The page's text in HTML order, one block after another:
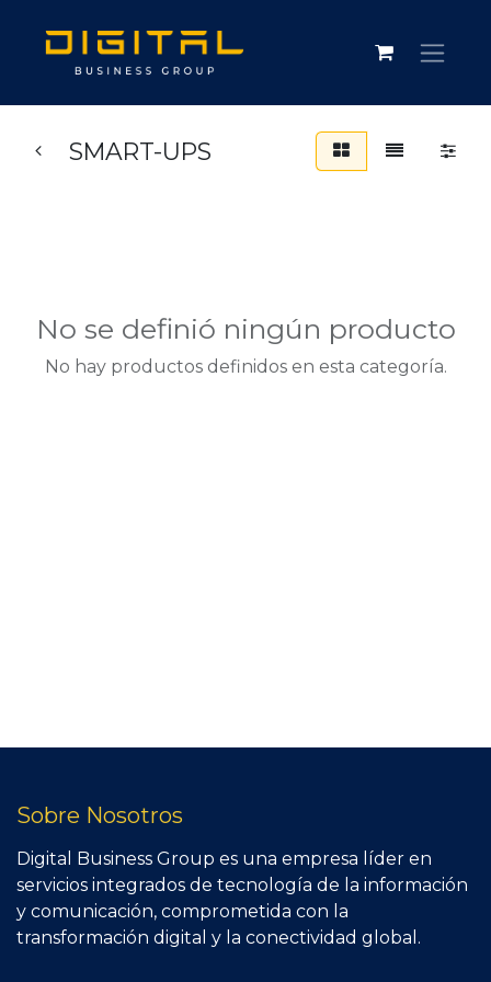
SMART-UPS
No se definió ningún producto
No hay productos definidos en esta categoría.
Sobre Nosotros
Digital Business Group es una empresa líder en
servicios integrados de tecnología de la información
y comunicación, comprometida con la
transformación digital y la conectividad global.